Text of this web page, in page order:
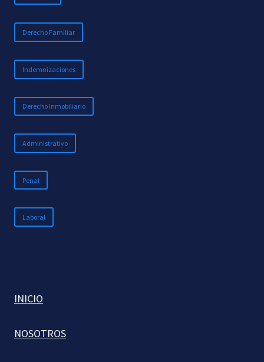
Derecho Familiar
Indemnizaciones
Derecho Inmobiliario
Administrativo
Penal
Laboral
INICIO
NOSOTROS